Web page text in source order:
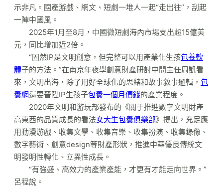
示非凡。國產游戲、網文、短劇一堆人一起“走出往”，刮起
一陣中國風。
2025年1月至8月，中國微短劇海內市場支出超15億美
元，同比增加近2倍。
“固然IP是文明創意，但完整可以用產業化生孩包養軟
體子的方法。”在南京年夜學創意財產研討中間主任周凱看
來，文明出海，除了用好全球化的思緒和故事敘事邏輯， 包
養網還要晉陞IP生孩子包養一個月價錢的產業程度。
2020年文明和游玩部發布的《關于推進數字文明財產
高東西的品質成長的看法女大生包養俱樂部》提出，充足應
用動漫游戲、收集文學、收集音樂、收集扮演、收集錄像、
數字藝術、創意design等財產形狀，推進中華優良傳統文
明發明性轉化、立異性成長。
“有強盛、高效力的產業產能，才更有才能走向世界。”
呂程說。